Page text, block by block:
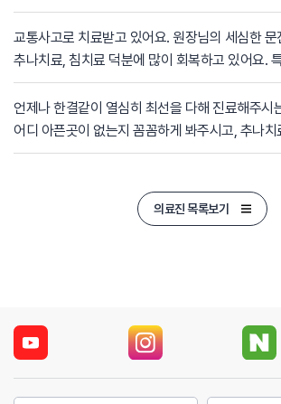
말과 가장 잘 어울린다고 생각했습니다. 원장님은 진료를 볼
때마다 오늘 어떤 치료를 진행하는지, 왜 필요한
환자가 이해하기 쉽게 설명해 주십니다. 환자 입장
친절하게 설명해 주셔서 안심하고 치료를 받을 수
침 치료를 받을 때 커튼 너머로 다른 환자분들을
설명하시는 모습을 보며 진심으로 환자를 대하는
병원의 이념이 단순히 벽에 적힌 글귀가 아니라, 실
현장에서 실천되고 있다는 것을 이준행 원장님을
진료에 진심으로 감사드립니다.
교통사고로 치료받고 있어요. 원장님의 세심한 문
추나치료, 침치료 덕분에 많이 회복하고 있어요.
바쁜와중에도 소통과 공감능력이 탁월하셔서 마
해주시고 상태도 잘 알려주시기에 편안하게 다니
앞으로 더 크게되실 인물이라고 생각합니다. 이준
힘내세요~
언제나 한결같이 열심히 최선을 다해 진료해주시
어디 아픈곳이 없는지 꼼꼼하게 봐주시고, 추나치
침치료를 특히 잘 하는것같아요. 다른 환자에게도
의료진 목록보기